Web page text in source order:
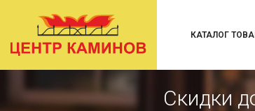
КАТАЛОГ
Скидки